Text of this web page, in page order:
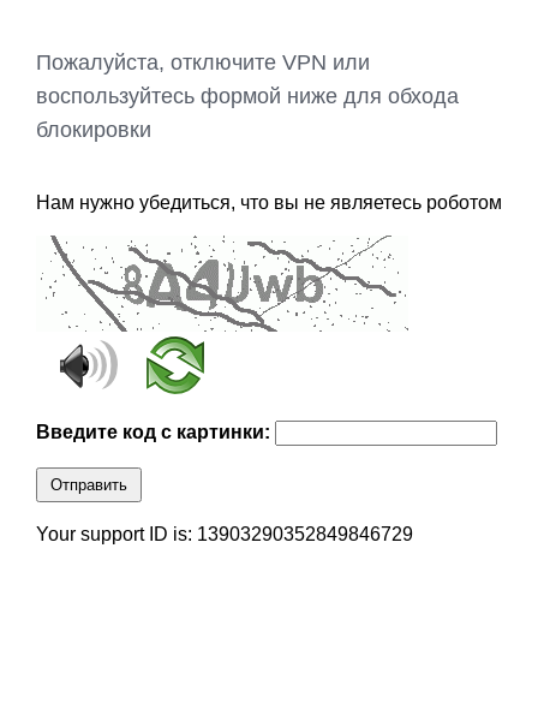
Пожалуйста, отключите VPN или
воспользуйтесь формой ниже для обхода
блокировки
Нам нужно убедиться, что вы не являетесь роботом
Введите код с картинки:
Отправить
Your support ID is: 13903290352849846729